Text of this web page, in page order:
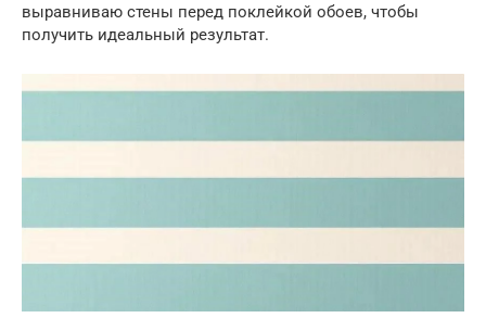
выравниваю стены перед поклейкой обоев, чтобы
получить идеальный результат.